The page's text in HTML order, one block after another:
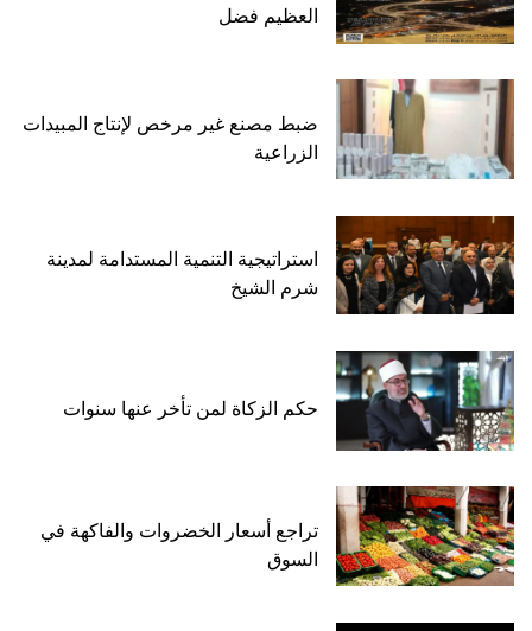
العظيم فضل
ضبط مصنع غير مرخص لإنتاج المبيدات
الزراعية
استراتيجية التنمية المستدامة لمدينة
شرم الشيخ
حكم الزكاة لمن تأخر عنها سنوات
تراجع أسعار الخضروات والفاكهة في
السوق